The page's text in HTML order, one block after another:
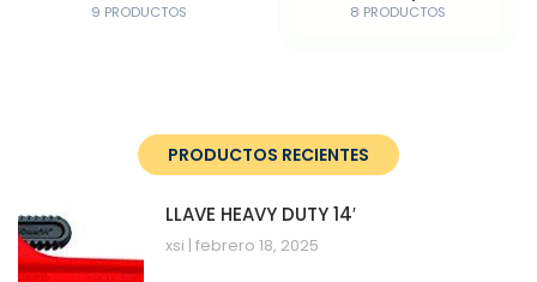
9 PRODUCTOS 8 PRODUCTOS
PRODUCTOS RECIENTES
LLAVE HEAVY DUTY 14′
xsi febrero 18, 2025